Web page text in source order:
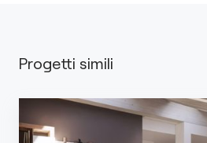
Progetti simili